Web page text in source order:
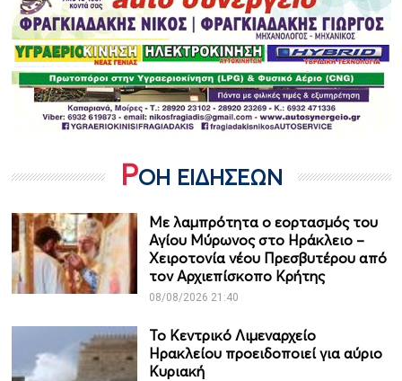
ΡΟΗ ΕΙΔΗΣΕΩΝ
Με λαμπρότητα ο εορτασμός του
Αγίου Μύρωνος στο Ηράκλειο –
Χειροτονία νέου Πρεσβυτέρου από
τον Αρχιεπίσκοπο Κρήτης
08/08/2026 21:40
Το Κεντρικό Λιμεναρχείο
Ηρακλείου προειδοποιεί για αύριο
Κυριακή